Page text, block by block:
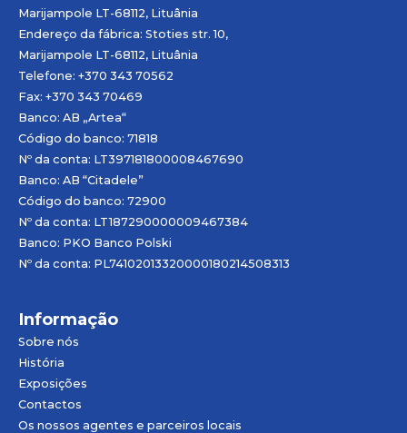
Marijampole LT-68112, Lituânia
Endereço da fábrica: Stoties str. 10,
Marijampole LT-68112, Lituânia
Telefone: +370 343 70562
Fax: +370 343 70469
Banco: AB „Artea“
Código do banco: 71818
Nº da conta: LT397181800008467690
Banco: AB “Citadele”
Código do banco: 72900
Nº da conta: LT187290000009467384
Banco: PKO Banco Polski
Nº da conta: PL74102013320000180214508313
Informação
Sobre nós
História
Exposições
Contactos
Os nossos agentes e parceiros locais